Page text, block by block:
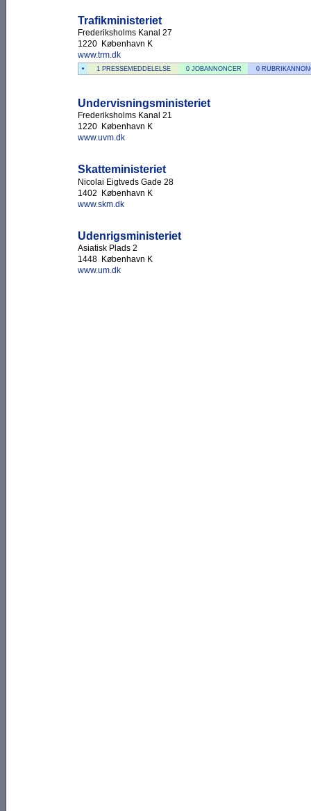
Trafikministeriet
Frederiksholms Kanal 27
1220 København K
www.trm.dk
• 1 PRESSEMEDDELELSE 0 JOBANNONCER 0
Undervisningsministeriet
Frederiksholms Kanal 21
1220 København K
www.uvm.dk
Skatteministeriet
Nicolai Eigtveds Gade 28
1402 København K
www.skm.dk
Udenrigsministeriet
Asiatisk Plads 2
1448 København K
www.um.dk